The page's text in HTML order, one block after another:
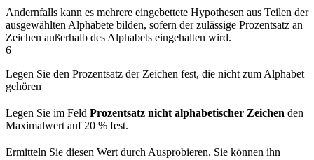
Andernfalls kann es mehrere eingebettete Hypothesen aus Teilen der
ausgewählten Alphabete bilden, sofern der zulässige Prozentsatz an
Zeichen außerhalb des Alphabets eingehalten wird.
6
Legen Sie den Prozentsatz der Zeichen fest, die nicht zum Alphabet
gehören
Legen Sie im Feld Prozentsatz nicht alphabetischer Zeichen den
Maximalwert auf 20 % fest.
Ermitteln Sie diesen Wert durch Ausprobieren. Sie können ihn